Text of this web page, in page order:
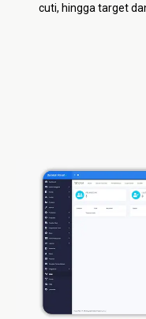
cuti, hingga target